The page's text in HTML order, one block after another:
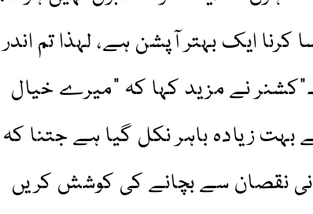
ایک بہتر آپشن ہے، لہذا تم اندر
نے مزید کہا کہ "میرے خیال
بہت زیادہ باہر نکل گیا ہے جتنا کہ
نقصان سے بچانے کی کوشش کریں